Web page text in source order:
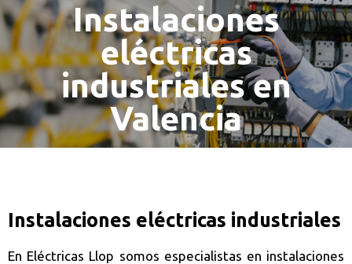
Instalaciones
eléctricas
industriales en
Valencia
Instalaciones eléctricas industriales
En Eléctricas Llop somos especialistas en instalaciones